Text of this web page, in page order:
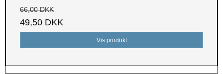
66,00 DKK
49,50 DKK
Vis produkt